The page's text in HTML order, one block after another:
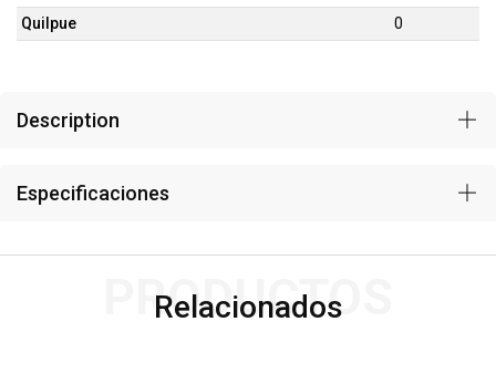
Quilpue
0
Description
Especificaciones
Relacionados
PRODUCTOS